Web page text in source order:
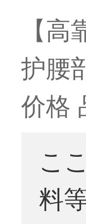
【
护腰
价格
こ
料